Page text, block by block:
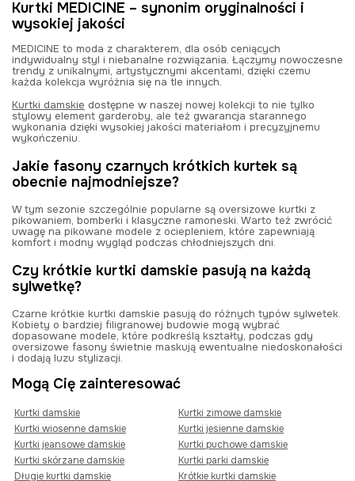
Kurtki MEDICINE – synonim oryginalności i
wysokiej jakości
MEDICINE to moda z charakterem, dla osób ceniących
indywidualny styl i niebanalne rozwiązania. Łączymy nowoczesne
trendy z unikalnymi, artystycznymi akcentami, dzięki czemu
każda kolekcja wyróżnia się na tle innych.
Kurtki damskie dostępne w naszej nowej kolekcji to nie tylko
stylowy element garderoby, ale też gwarancja starannego
wykonania dzięki wysokiej jakości materiałom i precyzyjnemu
wykończeniu.
Jakie fasony czarnych krótkich kurtek są
obecnie najmodniejsze?
W tym sezonie szczególnie popularne są oversizowe kurtki z
pikowaniem, bomberki i klasyczne ramoneski. Warto też zwrócić
uwagę na pikowane modele z ociepleniem, które zapewniają
komfort i modny wygląd podczas chłodniejszych dni.
Czy krótkie kurtki damskie pasują na każdą
sylwetkę?
Czarne krótkie kurtki damskie pasują do różnych typów sylwetek.
Kobiety o bardziej filigranowej budowie mogą wybrać
dopasowane modele, które podkreślą kształty, podczas gdy
oversizowe fasony świetnie maskują ewentualne niedoskonałości
i dodają luzu stylizacji.
Mogą Cię zainteresować
Kurtki damskie
Kurtki zimowe damskie
Kurtki wiosenne damskie
Kurtki jesienne damskie
Kurtki jeansowe damskie
Kurtki puchowe damskie
Kurtki skórzane damskie
Kurtki parki damskie
Długie kurtki damskie
Krótkie kurtki damskie